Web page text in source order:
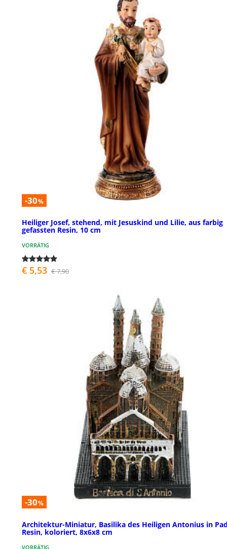
-30%
Heiliger Josef, stehend, mit Jesuskind und Lilie, aus farbig
gefassten Resin, 10 cm
VORRÄTIG
€ 5,53 € 7,90
-30%
Architektur-Miniatur, Basilika des Heiligen Antonius in
Resin, koloriert, 8x6x8 cm
VORRÄTIG